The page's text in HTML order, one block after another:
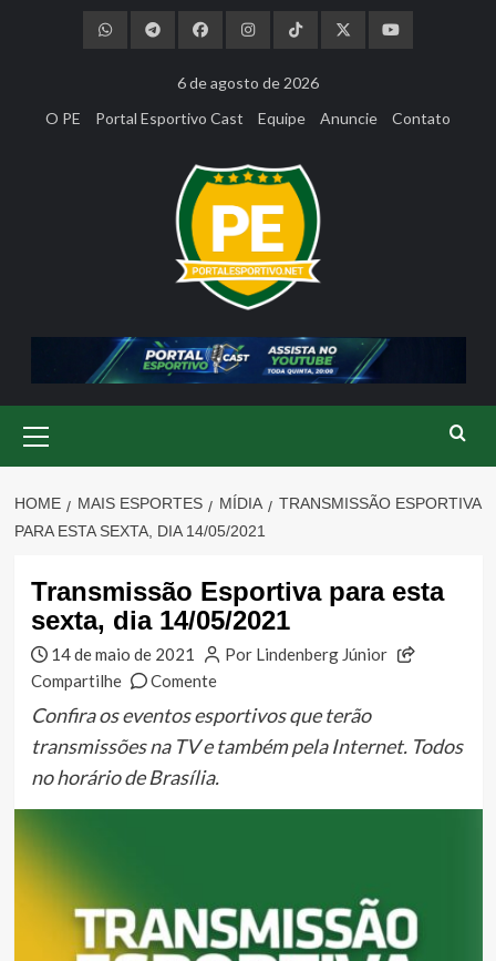
6 de agosto de 2026
O PE
Portal Esportivo Cast Equipe Anuncie Contato
Menu
HOME MAIS ESPORTES MÍDIA
TRANSMISSÃO ESPORTIVA
PARA ESTA SEXTA, DIA 14/05/2021
Transmissão Esportiva para esta
sexta, dia 14/05/2021
14 de maio de 2021
Por Lindenberg Júnior
Compartilhe
Comente
Confira os eventos esportivos que terão
transmissões na TV e também pela Internet. Todos
no horário de Brasília.